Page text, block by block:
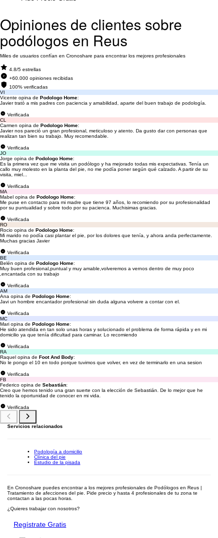
Opiniones de clientes sobre
podólogos en Reus
Miles de usuarios confían en Cronoshare para encontrar los mejores profesionales
4.8/5 estrellas
+60.000 opiniones recibidas
100% verificadas
VI
Vicente opina de Podologo Home:
Javier trató a mis padres con paciencia y amabilidad, aparte del buen trabajo de podología.
Verificada
CL
Carmen opina de Podologo Home:
Javier nos pareció un gran profesional, meticuloso y atento. Da gusto dar con personas que
realizan tan bien su trabajo. Muy recomendable.
Verificada
JO
Jorge opina de Podologo Home:
Es la primera vez que me visita un podólogo y ha mejorado todas mis expectativas. Tenía un
callo muy molesto en la planta del pie, no me podía poner según qué calzado. A partir de su
visita, miel...
Verificada
MA
Mabel opina de Podologo Home:
Me puse en contacto para mi madre que tiene 97 años, lo recomiendo por su profesionalidad
por su puntualidad y sobre todo por su pacienca. Muchisimas gracias.
Verificada
RO
Rocio opina de Podologo Home:
Mi marido no podía casi plantar el pie, por los dolores que tenía, y ahora anda perfectamente.
Muchas gracias Javier
Verificada
BE
Belén opina de Podologo Home:
Muy buen profesional,puntual y muy amable,volveremos a vernos dentro de muy poco
,encantada con su trabajo
Verificada
AM
Ana opina de Podologo Home:
Javi un hombre encantador profesional sin duda alguna volvere a contar con el.
Verificada
MC
Mari opina de Podologo Home:
He sido atendida en tan solo unas horas y solucionado el problema de forma rápida y en mi
domicilio ya que tenía dificultad para caminar. Lo recomiendo
Verificada
RA
Raquel opina de Foot And Body:
No le pongo el 10 en todo porque tuvimos que volver, en vez de terminarlo en una sesion
Verificada
FB
Federico opina de Sebastián:
Creo que hemos tenido una gran suerte con la elección de Sebastián. De lo mejor que he
tenido la oportunidad de conocer en mi vida.
Verificada
Servicios relacionados
Podología a domicilio
Clínica del pie
Estudio de la pisada
En Cronoshare puedes encontrar a los mejores profesionales de Podólogos en Reus |
Tratamiento de afecciones del pie. Pide precio y hasta 4 profesionales de tu zona te
contactan a las pocas horas.
¿Quieres trabajar con nosotros?
Regístrate Gratis